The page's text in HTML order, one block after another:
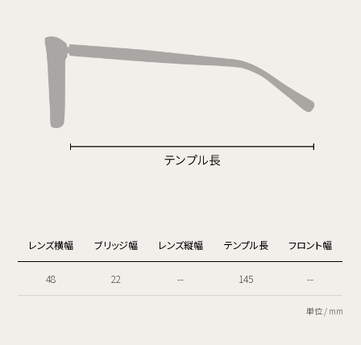
レンズ横幅 ブリッジ幅 レンズ縦幅 テンプル長 フロント幅
48 22 -- 145 --
単位 / mm